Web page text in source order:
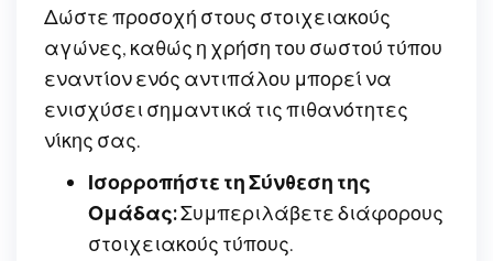
Δώστε προσοχή στους στοιχειακούς
αγώνες, καθώς η χρήση του σωστού τύπου
εναντίον ενός αντιπάλου μπορεί να
ενισχύσει σημαντικά τις πιθανότητες
νίκης σας.
Ισορροπήστε τη Σύνθεση της
Ομάδας:Συμπεριλάβετε διάφορους
στοιχειακούς τύπους.